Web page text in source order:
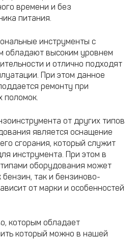
времени и без
питания.
инструменты с
обладают высоким уровнем
и отлично подходят
При этом данное
ремонту при
поломок.
от других типов
является оснащение
сгорания, который служит
инструмента. При этом в
оборудования может
так и бензиново-
от марки и особенностей
которым обладает
который можно в нашей